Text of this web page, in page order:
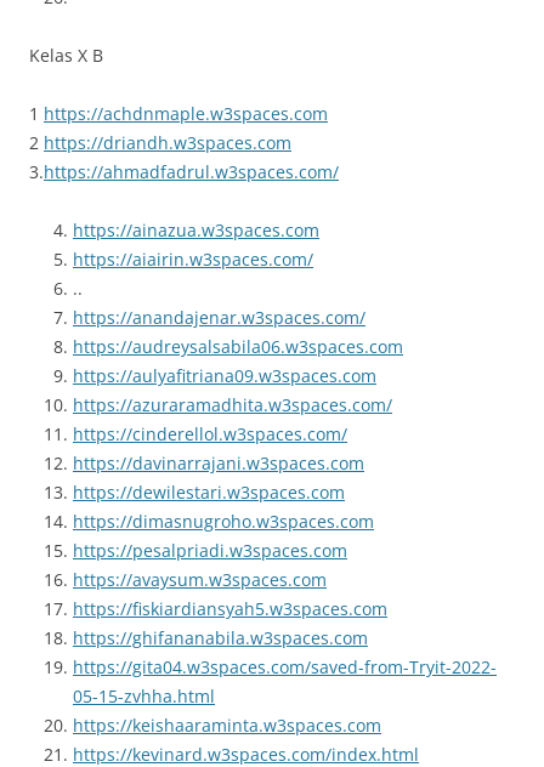
Kelas X B
1 https://achdnmaple.w3spaces.com
2 https://driandh.w3spaces.com
3.https://ahmadfadrul.w3spaces.com/
https://ainazua.w3spaces.com
https://aiairin.w3spaces.com/
..
https://anandajenar.w3spaces.com/
https://audreysalsabila06.w3spaces.com
https://aulyafitriana09.w3spaces.com
https://azuraramadhita.w3spaces.com/
https://cinderellol.w3spaces.com/
https://davinarrajani.w3spaces.com
https://dewilestari.w3spaces.com
https://dimasnugroho.w3spaces.com
https://pesalpriadi.w3spaces.com
https://avaysum.w3spaces.com
https://fiskiardiansyah5.w3spaces.com
https://ghifananabila.w3spaces.com
https://gita04.w3spaces.com/saved-from-Tryit-2022-
05-15-zvhha.html
https://keishaaraminta.w3spaces.com
https://kevinard.w3spaces.com/index.html